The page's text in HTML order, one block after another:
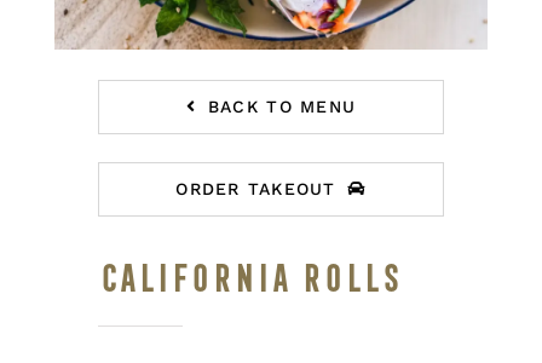
BACK TO MENU
ORDER TAKEOUT
California Rolls